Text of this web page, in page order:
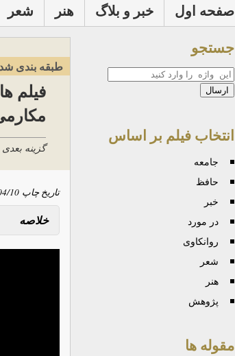
شعر هنر خبر و بلاگ صفحه اول
طبقه بندی
فیلم
گزینه بعدی
تاریخ چاپ10
خلاصه
جستجو
جستجو
انتخاب فیلم بر اساس
جامعه
حافظ
خبر
در مورد
روانكاوی
شعر
هنر
پژوهش
مقوله ها